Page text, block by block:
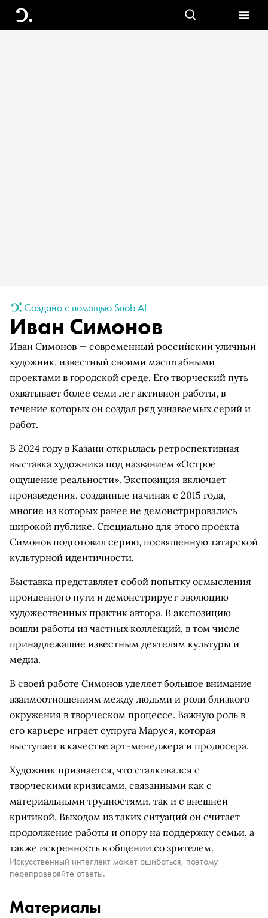
Создано с помощью Snob AI
Иван Симонов
Иван Симонов — современный российский уличный
художник, известный своими масштабными
проектами в городской среде. Его творческий путь
охватывает более семи лет активной работы, в
течение которых он создал ряд узнаваемых серий и
работ.
В 2024 году в Казани открылась ретроспективная
выставка художника под названием «Острое
ощущение реальности». Экспозиция включает
произведения, созданные начиная с 2015 года,
многие из которых ранее не демонстрировались
широкой публике. Специально для этого проекта
Симонов подготовил серию, посвященную татарской
культурной идентичности.
Выставка представляет собой попытку осмысления
пройденного пути и демонстрирует эволюцию
художественных практик автора. В экспозицию
вошли работы из частных коллекций, в том числе
принадлежащие известным деятелям культуры и
медиа.
В своей работе Симонов уделяет большое внимание
взаимоотношениям между людьми и роли близкого
окружения в творческом процессе. Важную роль в
его карьере играет супруга Маруся, которая
выступает в качестве арт-менеджера и продюсера.
Художник признается, что сталкивался с
творческими кризисами, связанными как с
материальными трудностями, так и с внешней
критикой. Выходом из таких ситуаций он считает
продолжение работы и опору на поддержку семьи, а
также искренность в общении со зрителем.
Искусственный интеллект может ошибаться, поэтому
перепроверяйте ответы.
Материалы